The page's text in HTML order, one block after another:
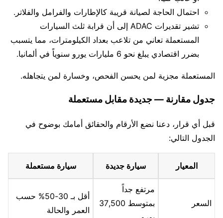
احتمال الحاجة لصيانة قريبة كالإطارات والفرامل والفلاتر.
تشير تقديرات ADAC إلى أن قرابة ثلث السيارات
المستعملة تعاني من تلاعب بعداد الكيلومترات، مما يتسبب
بضرر اقتصادي يبلغ نحو 6 مليارات يورو سنوياً في ألمانيا.
المستعملة مجزية لمن يحسن الفحص، وخسارة لمن يتجاهله.
جدول مقارنة — جديدة مقابل مستعملة
قبل أي قرار، دعنا نضع الأرقام والحقائق أمامك بوضوح في
الجدول التالي:
المعيار سيارة جديدة سيارة مستعملة
السعر
مرتفع جداً
بمتوسط 37,500
أقل بـ 30-50% حسب
العمر والحالة